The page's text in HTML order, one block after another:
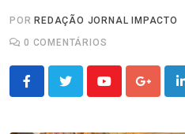
POR REDAÇÃO JORNAL IMPACTO
0 COMENTÁRIOS
Youtube